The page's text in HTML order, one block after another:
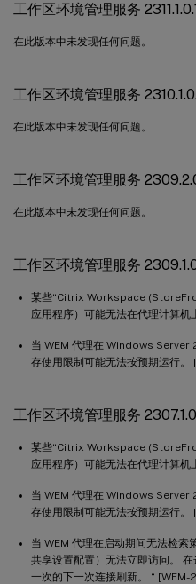
工作区环境管理服务
在此版本中未发现任何问题。
工作区环境管理服务
在此版本中未发现任何问题。
工作区环境管理服务
在此版本中未发现任何问题。
工作区环境管理服务
某些“Citrix Workspace
应用程序）可能无法在代理计算
当 WEM 代理在 Windows Server
存使用限制可能无法按预期运行
工作区环境管理服务
某些“Citrix Workspace
应用程序）可能无法在代理计算
当 WEM 代理在 Windows Server
存使用限制可能无法按预期运行
当 WEM 代理在启动期间无法检索
共享设置配置）无法立即访问。
一次的下一次连接刷新。 “ [WEM-
工作区环境管理服务 1811
工作区环境管理服务 1807